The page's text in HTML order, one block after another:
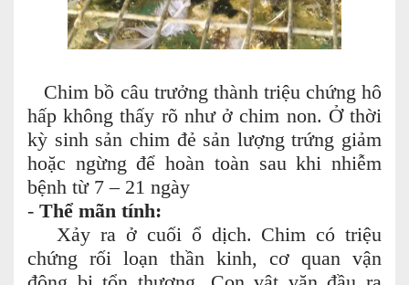
Chim bồ câu trưởng thành triệu chứng hô
hấp không thấy rõ như ở chim non. Ở thời
kỳ sinh sản chim đẻ sản lượng trứng giảm
hoặc ngừng để hoàn toàn sau khi nhiễm
bệnh từ 7 – 21 ngày
- Thể mãn tính:
Xảy ra ở cuối ổ dịch. Chim có triệu
chứng rối loạn thần kinh, cơ quan vận